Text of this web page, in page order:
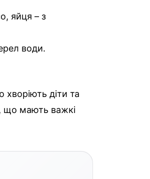
яйця – з
води.
діти та
що мають важкі